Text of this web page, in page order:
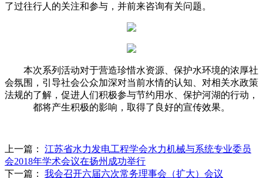
了过往行人的关注和参与，并前来咨询有关问题。
本次系列活动对于营造珍惜水资源、保护水环境的浓厚社
会氛围，引导社会公众加深对当前水情的认知、对相关水政策
法规的了解，促进人们积极参与节约用水、保护河湖的行动，
都将产生积极的影响，取得了良好的宣传效果。
上一篇： 江苏省水力发电工程学会水力机械与系统专业委员
会2018年学术会议在扬州成功举行
下一篇： 我会召开六届六次常务理事会（扩大）会议